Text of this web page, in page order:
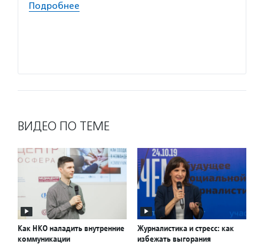
Подробнее
ВИДЕО ПО ТЕМЕ
Как НКО наладить внутренние
коммуникации
Журналистика и стресс: как
избежать выгорания